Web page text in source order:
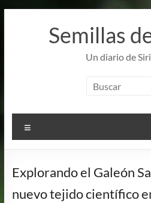
Semillas
Un diario de
Explorando el Galeón
nuevo tejido científico